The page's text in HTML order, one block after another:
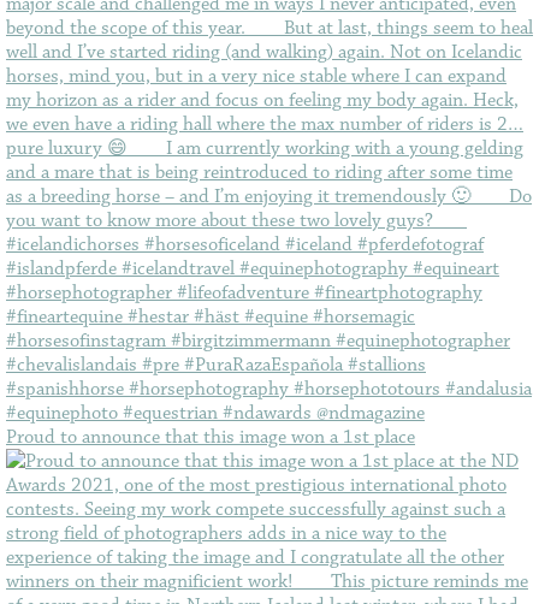
Proud to announce that this image won a 1st place